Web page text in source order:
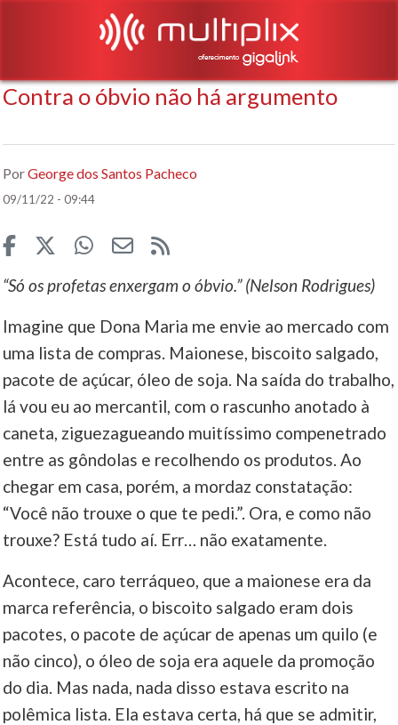
Contra o óbvio não há argumento
PorGeorge dos Santos Pacheco
09/11/22 - 09:44
“Só os profetas enxergam o óbvio.” (Nelson Rodrigues)
Imagine que Dona Maria me envie ao mercado com
uma lista de compras. Maionese, biscoito salgado,
pacote de açúcar, óleo de soja. Na saída do trabalho,
lá vou eu ao mercantil, com o rascunho anotado à
caneta, ziguezagueando muitíssimo compenetrado
entre as gôndolas e recolhendo os produtos. Ao
chegar em casa, porém, a mordaz constatação:
“Você não trouxe o que te pedi.”. Ora, e como não
trouxe? Está tudo aí. Err… não exatamente.
Acontece, caro terráqueo, que a maionese era da
marca referência, o biscoito salgado eram dois
pacotes, o pacote de açúcar de apenas um quilo (e
não cinco), o óleo de soja era aquele da promoção
do dia. Mas nada, nada disso estava escrito na
polêmica lista. Ela estava certa, há que se admitir,